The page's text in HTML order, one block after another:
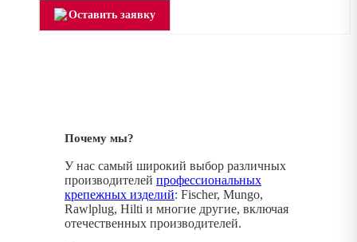
Оставить заявку
Почему мы?
У нас самый широкий выбор различных
производителей профессиональных
крепежных изделий: Fischer, Mungo,
Rawlplug, Hilti и многие другие, включая
отечественных производителей.